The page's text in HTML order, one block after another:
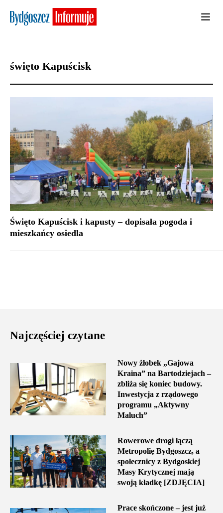
święto Kapuścisk
Święto Kapuścisk i kapusty – dopisała pogoda i
mieszkańcy osiedla
Najczęściej czytane
Nowy żłobek „Gajowa
Kraina” na Bartodziejach –
zbliża się koniec budowy.
Inwestycja z rządowego
programu „Aktywny
Maluch”
Rowerowe drogi łączą
Metropolię Bydgoszcz, a
społecznicy z Bydgoskiej
Masy Krytycznej mają
swoją kładkę [ZDJĘCIA]
Prace skończone – jest już